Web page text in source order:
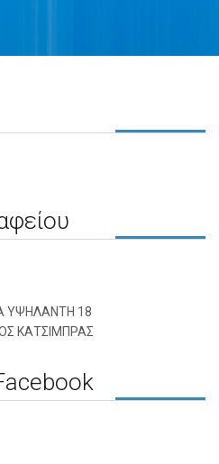
ΥΨΗΛΑΝΤΗ 18
ΚΑΤΣΙΜΠΡΑΣ